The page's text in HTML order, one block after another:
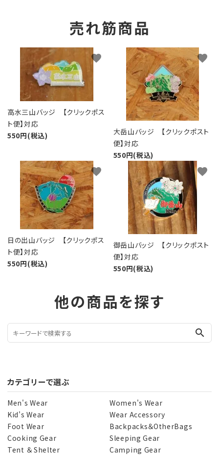
売れ筋商品
高水三山バッジ 【クリックポス
ト便】対応
550円(税込)
favorite
大岳山バッジ 【クリックポスト
便】対応
550円(税込)
favorite
日の出山バッジ 【クリックポス
ト便】対応
550円(税込)
favorite
御岳山バッジ 【クリックポスト
便】対応
550円(税込)
favorite
他の商品を探す
search
カテゴリーで選ぶ
Men's Wear
Women's Wear
Kid's Wear
Wear Accessory
Foot Wear
Backpacks＆OtherBags
Cooking Gear
Sleeping Gear
Tent ＆ Shelter
Camping Gear